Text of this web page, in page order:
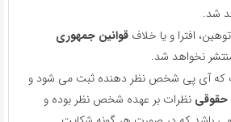
شد.
افترا و یا خلاف قوانین جمهوری
نخواهد شد.
که آی پی شخص نظر دهنده ثبت می شود و
نظرات بر عهده شخص نظر بوده و